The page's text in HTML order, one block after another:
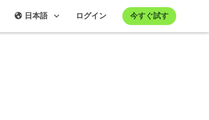
今すぐ試す
ログイン
日本語